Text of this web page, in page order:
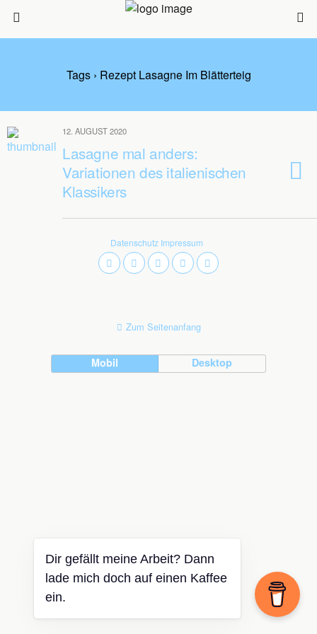
Tags › Rezept Lasagne Im Blätterteig
12. AUGUST 2020
Lasagne mal anders:
Variationen des italienischen
Klassikers
Datenschutz Impressum
Zum Seitenanfang
Mobil Desktop
Dir gefällt meine Arbeit? Dann
lade mich doch auf einen Kaffee
ein.